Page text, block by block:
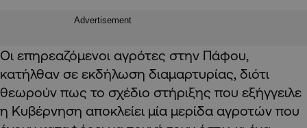
Advertisement
Οι επηρεαζόμενοι αγρότες στην Πάφου,
κατήλθαν σε εκδήλωση διαμαρτυρίας, διότι
θεωρούν πως το σχέδιο στήριξης που εξήγγειλε
η Κυβέρνηση αποκλείει μία μερίδα αγροτών που